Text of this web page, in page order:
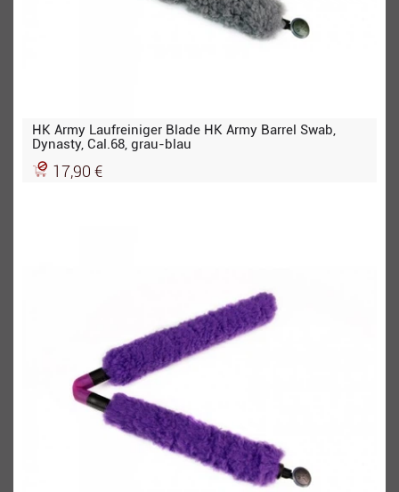
HK Army Laufreiniger Blade HK Army Barrel Swab,
Dynasty, Cal.68, grau-blau
17,90 €